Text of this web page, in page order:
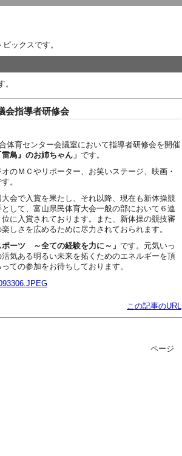
ックスです。
会指導者研修会
体育センター会議室において指導者研修会を開催
鳥』のお姉ちゃん」 です。
のＭＣやリポーター、お笑いステージ、映画・
。
会で入賞を果たし、それ以降、現在も新体操競
して、富山県民体育大会一般の部において６連
に入賞されております。また、新体操の競技審
しさを広めるために尽力されておられます。
ポーツ ～全ての経験を力に～」 です。元気いっ
気ある明るい未来を拓くためのエネルギーを頂
ての参加をお待ちしております。
この記事のURL
ページ